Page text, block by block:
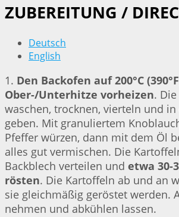
ZUBEREITUNG /
Deutsch
English
1. Den Backofen auf 200°C
Ober-/Unterhitze vorheizen.
waschen, trocknen, vierteln und in
geben. Mit granuliertem
Pfeffer würzen, dann mit dem Öl
alles gut vermischen. Die
Backblech verteilen und etwa 30-
rösten. Die Kartoffeln ab und an
sie gleichmäßig geröstet werden.
nehmen und abkühlen lassen.